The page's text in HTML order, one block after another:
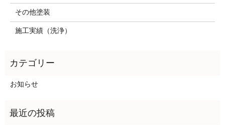
その他塗装
施工実績（洗浄）
お知らせ